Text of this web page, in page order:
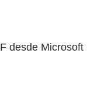
desde Microsoft